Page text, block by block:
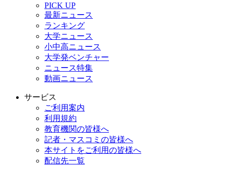
PICK UP
最新ニュース
ランキング
大学ニュース
小中高ニュース
大学発ベンチャー
ニュース特集
動画ニュース
サービス
ご利用案内
利用規約
教育機関の皆様へ
記者・マスコミの皆様へ
本サイトをご利用の皆様へ
配信先一覧